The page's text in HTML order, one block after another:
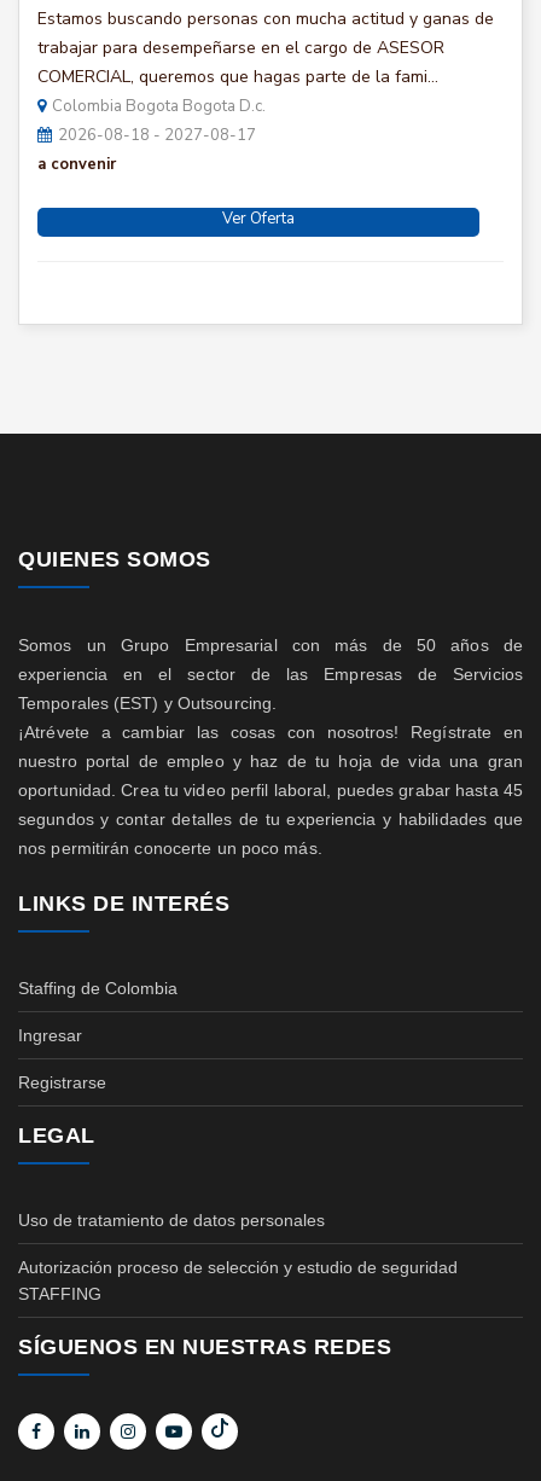
Estamos buscando personas con mucha actitud y ganas de
trabajar para desempeñarse en el cargo de ASESOR
COMERCIAL, queremos que hagas parte de la fami...
Colombia Bogota Bogota D.c.
2026-08-18 - 2027-08-17
a convenir
Ver Oferta
QUIENES SOMOS
Somos un Grupo Empresarial con más de 50 años de
experiencia en el sector de las Empresas de Servicios
Temporales (EST) y Outsourcing.
¡Atrévete a cambiar las cosas con nosotros! Regístrate en
nuestro portal de empleo y haz de tu hoja de vida una gran
oportunidad. Crea tu video perfil laboral, puedes grabar hasta 45
segundos y contar detalles de tu experiencia y habilidades que
nos permitirán conocerte un poco más.
LINKS DE INTERÉS
Staffing de Colombia
Ingresar
Registrarse
LEGAL
Uso de tratamiento de datos personales
Autorización proceso de selección y estudio de seguridad
STAFFING
SÍGUENOS EN NUESTRAS REDES